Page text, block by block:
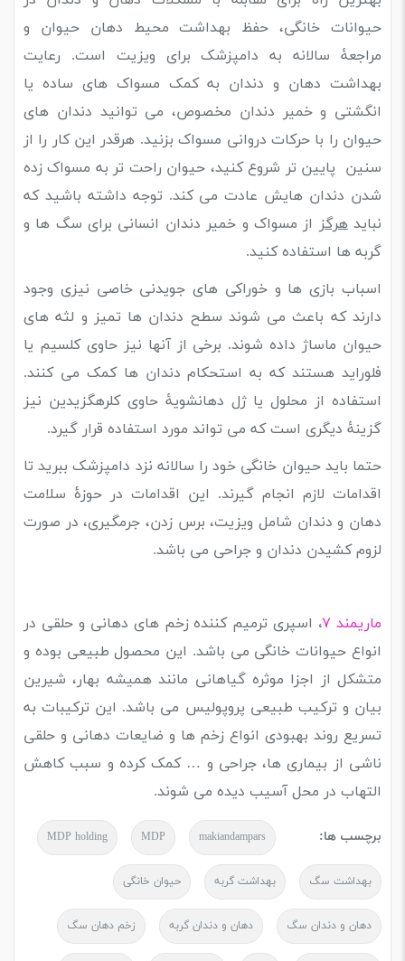
حیوانات خانگی، حفظ بهداشت محیط دهان حیوان و
مراجعۀ سالانه به دامپزشک برای ویزیت است. رعایت
بهداشت دهان و دندان به کمک مسواک های ساده یا
انگشتی و خمیر دندان مخصوص، می توانید دندان های
حیوان را با حرکات دروانی مسواک بزنید. هرقدر این کار را از
سنین پایین تر شروع کنید، حیوان راحت تر به مسواک زده
شدن دندان هایش عادت می کند. توجه داشته باشید که
نبایدهرگز از مسواک و خمیر دندان انسانی برای سگ ها و
گربه ها استفاده کنید.
اسباب بازی ها و خوراکی های جویدنی خاصی نیزی وجود
دارند که باعث می شوند سطح دندان ها تمیز و لثه های
حیوان ماساژ داده شوند. برخی از آنها نیز حاوی کلسیم یا
فلوراید هستند که به استحکام دندان ها کمک می کنند.
استفاده از محلول یا ژل دهانشویۀ حاوی کلرهگزیدین نیز
گزینۀ دیگری است که می تواند مورد استفاده قرار گیرد.
حتما باید حیوان خانگی خود را سالانه نزد دامپزشک ببرید تا
اقدامات لازم انجام گیرند. این اقدامات در حوزۀ سلامت
دهان و دندان شامل ویزیت، برس زدن، جرمگیری، در صورت
لزوم کشیدن دندان و جراحی می باشد.
ماریمند ۷ ، اسپری ترمیم کننده زخم های دهانی و حلقی در
انواع حیوانات خانگی می باشد. این محصول طبیعی بوده و
متشکل از اجزا موثره گیاهانی مانند همیشه بهار، شیرین
بیان و ترکیب طبیعی پروپولیس می باشد. این ترکیبات به
تسریع روند بهبودی انواع زخم ها و ضایعات دهانی و حلقی
ناشی از بیماری ها، جراحی و … کمک کرده و سبب کاهش
التهاب در محل آسیب دیده می شوند.
برچسب ها: makiandampars
MDP
MDP holding
بهداشت سگ بهداشت گربه حیوان خانگی
دهان و دندان سگ دهان و دندان گربه زخم دهان سگ